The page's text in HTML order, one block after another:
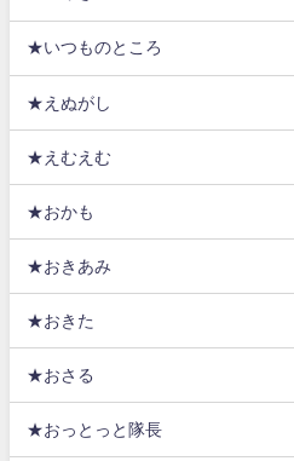
★いつものところ
★えぬがし
★えむえむ
★おかも
★おきあみ
★おきた
★おさる
★おっとっと隊長